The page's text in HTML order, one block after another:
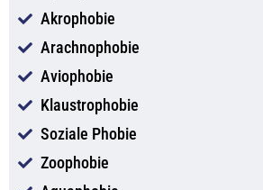
Akrophobie
Arachnophobie
Aviophobie
Klaustrophobie
Soziale Phobie
Zoophobie